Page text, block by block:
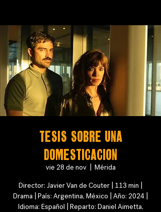
TESIS SOBRE UNA
DOMESTICACION
vie 28 de nov
  |
Mérida
Director: Javier Van de Couter | 113 min |
Drama | País: Argentina, México | Año: 2024 |
Idioma: Español | Reparto: Daniel Aimetta,